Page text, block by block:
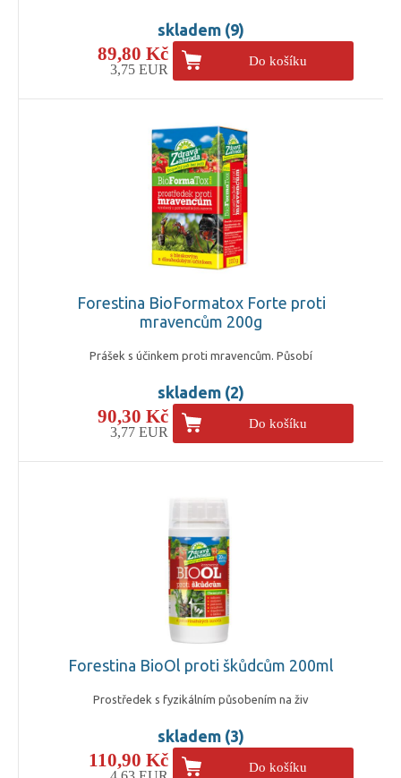
skladem (9)
89,80 Kč
3,75 EUR
Do košíku
Forestina BioFormatox Forte proti
mravencům 200g
Prášek s účinkem proti mravencům. Působí
skladem (2)
90,30 Kč
3,77 EUR
Do košíku
Forestina BioOl proti škůdcům 200ml
Prostředek s fyzikálním působením na živ
skladem (3)
110,90 Kč Do košíku